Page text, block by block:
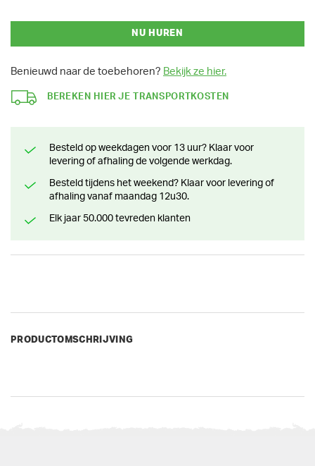
NU HUREN
Benieuwd naar de toebehoren? Bekijk ze hier.
BEREKEN HIER JE TRANSPORTKOSTEN
Besteld op weekdagen voor 13 uur? Klaar voor
levering of afhaling de volgende werkdag.
Besteld tijdens het weekend? Klaar voor levering of
afhaling vanaf maandag 12u30.
Elk jaar 50.000 tevreden klanten
PRODUCTOMSCHRIJVING